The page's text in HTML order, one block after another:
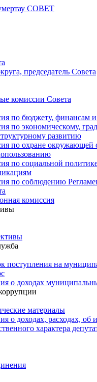
СОВЕТ
председатель Совета
комиссии Совета
по бюджету, финансам и
по экономическому,
развитию
по охране окружающей
по социальной
по соблюдению
комиссия
поступления на
о доходах
материалы
о доходах, расходах, об
характера